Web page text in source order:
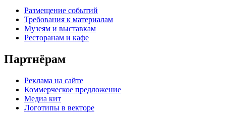
Размещение событий
Требования к материалам
Музеям и выставкам
Ресторанам и кафе
Партнёрам
Реклама на сайте
Коммерческое предложение
Медиа кит
Логотипы в векторе